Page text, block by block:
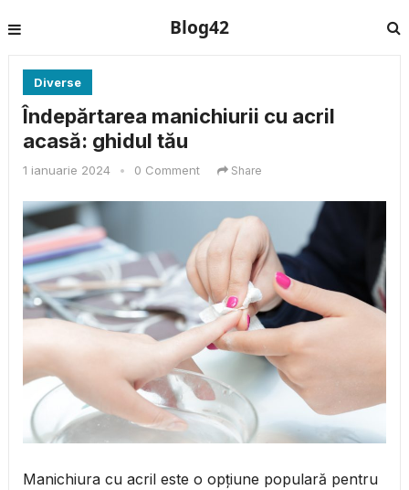
Blog42
Diverse
Îndepărtarea manichiurii cu acril
acasă: ghidul tău
1 ianuarie 2024 • 0 Comment Share
Manichiura cu acril este o opțiune populară pentru